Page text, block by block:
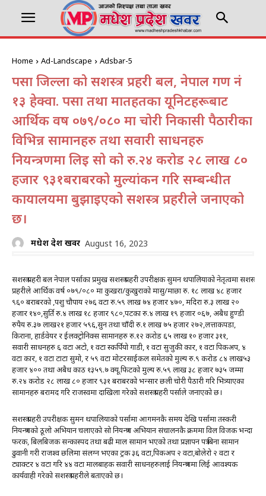
Home Ad-Landscape Adsbar-5
पर्सा जिल्ला को सशस्त्र प्रहरी बल, नेपाल गण नं
१३ हेक्वा. पर्सा तथा मातहतका यूनिटहरूबाट
आर्थिक वर्ष ०७९/०८० मा चोरी निकासी पैठारीका
विभिन्न सामानहरु तथा सवारी साधनहरु
नियन्त्रणमा लिई सो को रु.२४ करोड २८ लाख ८०
हजार ९३१बराबरको मुल्यांकन गरि सम्बन्धीत
कार्यालयमा बुझाईएको सशस्त्र प्रहरीले जनाएको
छ।
मधेश प्रदेश खवर August 16, 2023
सशस्त्र प्रहरी बल नेपाल पर्साका प्रमुख सशस्त्र प्रहरी उपरीक्षक सुमन थपालियाको नेतृत्वमा सशस्त्र
प्रहरीले आर्थिक वर्ष ०७९/०८० मा कुखरा/कुखुराको मासु/माछा रु. १८ लाख ४८ हजार
९६० बराबरको ,पशु चौपाय २७६ वटा रु.५९ लाख ७४ हजार ४७०, मदिरा रु.३ लाख २०
हजार १४०,सुर्ति रु.४ लाख १८ हजार ९८०,पटका रु.४ लाख १९ हजार ०६७, अबैध हुण्डी
रुपैय रु.३७ लाख२१ हजार ५९६,सुन तथा चाँदी रु.१ लाख ७५ हजार २७२,लत्ताकपडा,
किराना, हार्डवेयर र ईलक्ट्रोनिक्स सामानहरु रु.१२ करोड ६५ लाख १० हजार ३११,
सवारी साधनहरु ६ वटा अटो, १ वटा स्कर्पियो गाडी, १ वटा सुजुकी कार, १ वटा पिकअप, ४
वटा कार, १ वटा टाटा सुमो, र ५९ वटा मोटरसाईकल समेतको मुल्य रु.९ करोड ८४ लाख५३
हजार ४०० तथा अबैध काठ १३५९.७ क्यू.फिटको मुल्य रु.५९ लाख ३८ हजार ७३५ जम्मा
रु.२४ करोड २८ लाख ८० हजार ९३१ बराबरको भन्सार छली चोरी पैठारी गरि भित्र्याएका
सामानहरु बरामद गरि राजस्वमा दाखिला गरेको सशस्त्र प्रहरी पर्साले जनाएको छ।
सशस्त्र प्रहरी उपरीक्षक सुमन थपालियाको पर्सामा आगमनकै समय देखि पर्सामा तस्करी
नियन्त्रणको ठूलो अभियान चलाएको सो नियन्त्रण अभियान संचालनकै क्रममा विल विजक भन्दा
फरक, बिलबिजक सन्कास्पद तथा बढी माल सामान भएको तथा प्रज्ञापन पत्र बिना सामान
ढुवानी गरी राजश्व छलिमा संलग्न भएका ट्रक ३६ वटा,पिकअप २ वटा,बोलेरो २ वटा र
ट्याक्टर ४ वटा गरि ४४ वटा मालबाहक सवारी साधनहरुलाई नियन्त्रणमा लिई आवश्यक
कार्यवाही गरेको सशस्त्र प्रहरीले बताएको छ।